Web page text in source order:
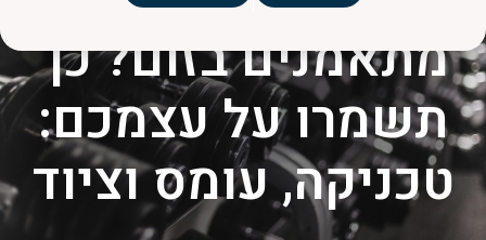
מתאמנים בזום? כך
תשמרו על עצמכם:
טכניקה, עומס וציוד